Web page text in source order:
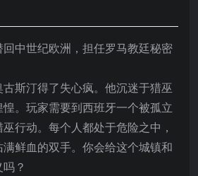
中世纪欧洲，担任罗马教廷秘密
斯汀得了失心疯。他沉迷于猎巫
。玩家需要到西班牙一个被孤立
行动。每个人都处于危险之中，
鲜血的双手。你会给这个城镇和
？